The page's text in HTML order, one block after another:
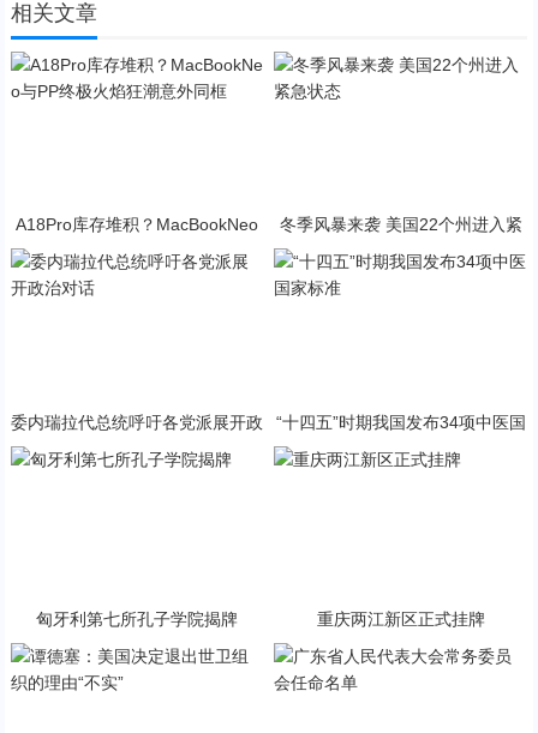
相关文章
A18Pro库存堆积？MacBookNeo
与PP终极火焰狂潮意外同框
冬季风暴来袭 美国22个州进入紧
急状态
委内瑞拉代总统呼吁各党派展开政
“十四五”时期我国发布34项中医国
匈牙利第七所孔子学院揭牌 重庆两江新区正式挂牌